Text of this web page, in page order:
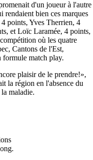
d'un joueur à l'autre
rendaient bien ces marques
points, Yves Therrien, 4
et Loïc Laramée, 4 points,
où les quatre
Cantons de l'Est,
formule match play.
plaisir de le prendre!»,
la région en l'absence du
maladie.